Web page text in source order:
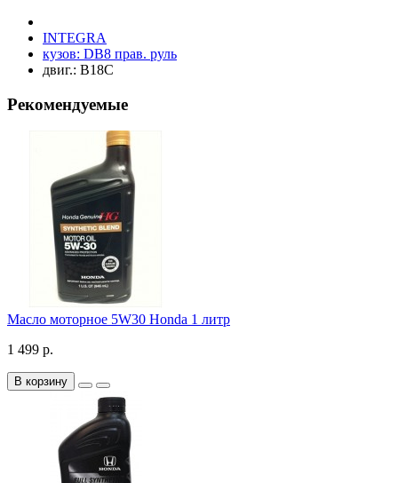
INTEGRA
кузов: DB8 прав. руль
двиг.: B18C
Рекомендуемые
Масло моторное 5W30 Honda 1 литр
1 499 р.
В корзину